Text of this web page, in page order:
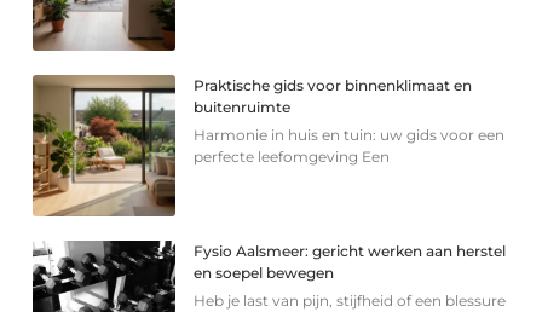
Praktische gids voor binnenklimaat en
buitenruimte
Harmonie in huis en tuin: uw gids voor een
perfecte leefomgeving Een
Fysio Aalsmeer: gericht werken aan herstel
en soepel bewegen
Heb je last van pijn, stijfheid of een blessure